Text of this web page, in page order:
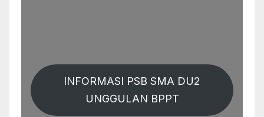
INFORMASI PSB SMA DU2
UNGGULAN BPPT